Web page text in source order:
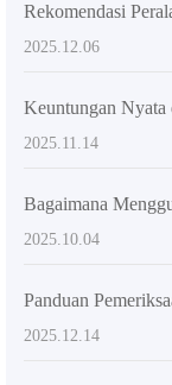
2025.12.06
2025.11.14
2025.10.04
2025.12.14